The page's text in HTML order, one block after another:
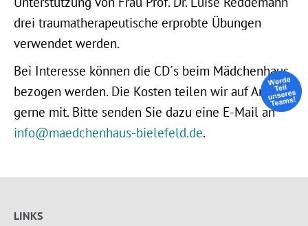
drei traumatherapeutische erprobte Übungen
verwendet werden.
Bei Interesse können die CD´s beim Mädchenhaus
bezogen werden. Die Kosten teilen wir auf Anfrage
gerne mit. Bitte senden Sie dazu eine E-Mail an
info@maedchenhaus-bielefeld.de.
LINKS